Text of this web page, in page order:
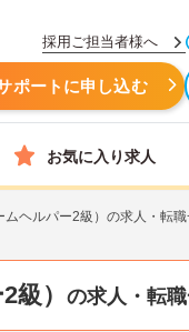
採用ご担当者様へ
ポートに申し込む
お気に入り求人
ヘルパー2級）の求人・転
） の求人・転